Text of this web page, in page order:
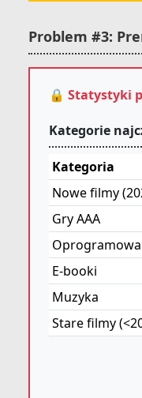
Problem #3:
🔒 Statystyki
Kategorie
Kategoria
Nowe filmy
Gry AAA
E-booki
Muzyka
Stare filmy